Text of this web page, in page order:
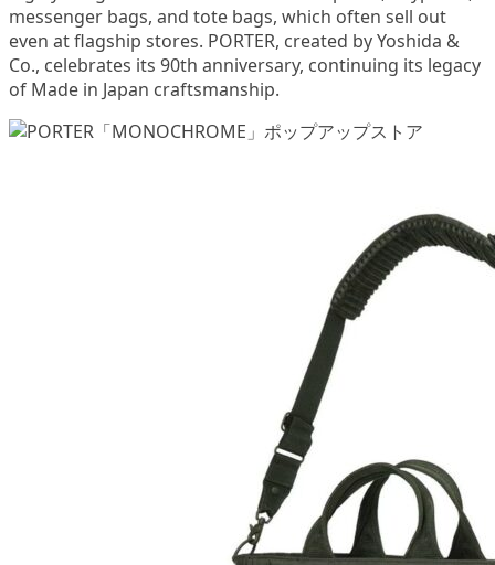
messenger bags, and tote bags, which often sell out
even at flagship stores. PORTER, created by Yoshida &
Co., celebrates its 90th anniversary, continuing its legacy
of Made in Japan craftsmanship.